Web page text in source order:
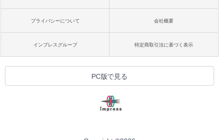
プライバシーについて 会社概要
インプレスグループ 特定商取引法に基づく表示
PC版で見る